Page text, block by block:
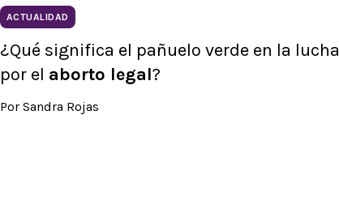
ACTUALIDAD
¿Qué significa el pañuelo verde en la lucha
por el aborto legal?
Por Sandra Rojas